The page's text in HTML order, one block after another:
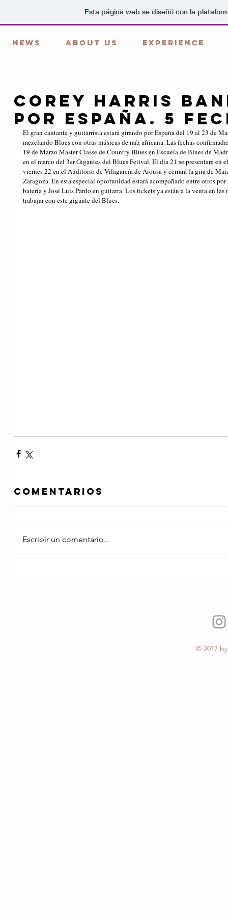
Esta página web se diseñó con la
NEWS ABOUT US EXPERIENCE
Corey Harris
por España. 5
El gran cantante y guitarrista estará girando por España del 19 al 23 de
mezclando Blues con otras músicas de raíz africana. Las fechas
19 de Marzo Master Classe de Country Blues en Escuela de Blues de
en el marco del 3er Gigantes del Blues Fetival. El día 21 se presentará
viernes 22 en el Auditorio de Vilagarcía de Arousa y cerrará la gira de
Zaragoza. En esta especial oportunidad estará acompañado entre otros
batería y José Luis Pardo en guitarra. Los tickets ya están a la venta en
trabajar con este gigante del Blues.
Comentarios
Escribir un comentario...
© 2017